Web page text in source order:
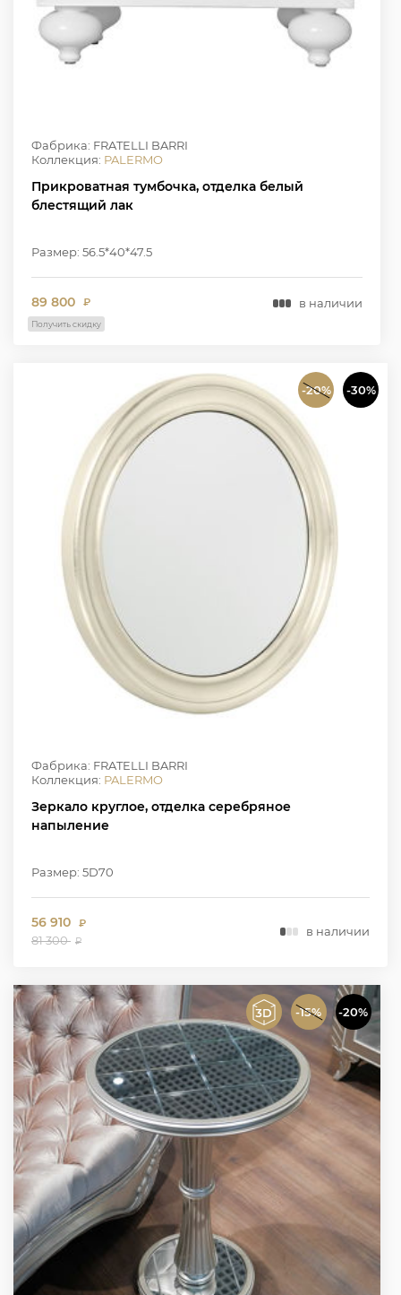
Фабрика: FRATELLI BARRI
Коллекция: PALERMO
Прикроватная тумбочка, отделка белый
блестящий лак
Размер: 56.5*40*47.5
89 800 ₽ в наличии
Получить скидку
-20% -30%
Фабрика: FRATELLI BARRI
Коллекция: PALERMO
Зеркало круглое, отделка серебряное
напыление
Размер: 5D70
56 910 ₽
81 300 ₽
в наличии
-15% -20%